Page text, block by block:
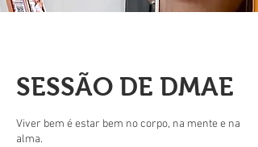
SESSÃO DE DMAE
Viver bem é estar bem no corpo, na mente e na
alma.